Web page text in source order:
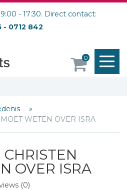
- 17:30. Direct contact:
- 0712 842
0
WETEN OVER ISRA
OVER ISRA
(0)